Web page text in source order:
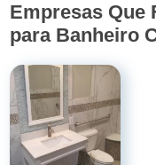
Empresas Que
para Banheiro